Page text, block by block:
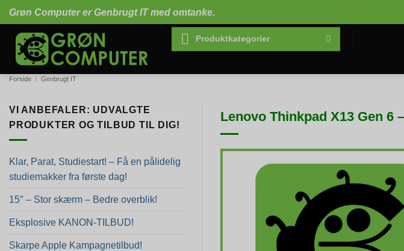
Fortsæt
til
indhold
Grøn Computer er Genbrugt IT med omtanke.
Produktkategorier
Forside / Genbrugt IT
VI ANBEFALER: UDVALGTE
PRODUKTER OG TILBUD TIL DIG!
Klar, Parat, Studiestart! – Få en pålidelig
studiemakker fra første dag!
15″ – Stor skærm – Bedre overblik!
Eksplosive KANON-TILBUD!
Skarpe Apple Kampagnetilbud!
Lenovo Thinkpad X13 Gen 6